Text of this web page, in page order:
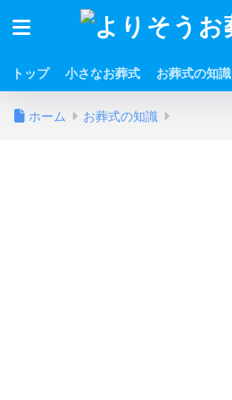
トップ 小さなお葬式 お葬式の知識
ホーム お葬式の知識